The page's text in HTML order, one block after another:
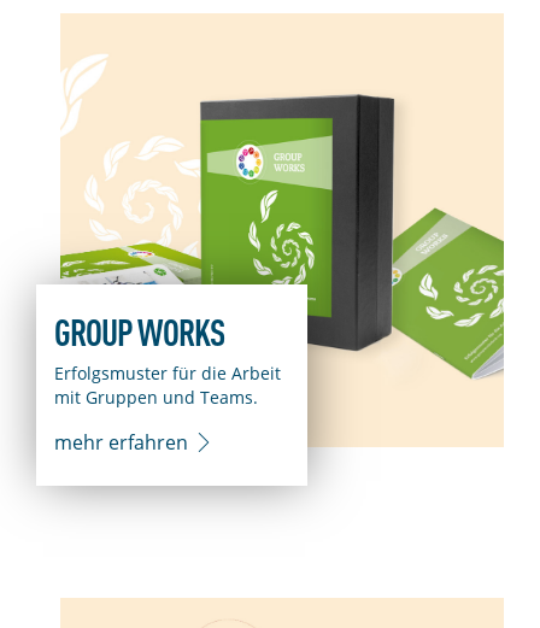
GROUP WORKS
Erfolgsmuster für die Arbeit
mit Gruppen und Teams.
mehr erfahren